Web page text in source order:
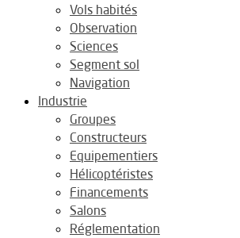
Vols habités
Observation
Sciences
Segment sol
Navigation
Industrie
Groupes
Constructeurs
Equipementiers
Hélicoptéristes
Financements
Salons
Réglementation